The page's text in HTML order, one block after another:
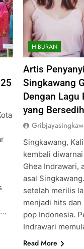
HIBURAN
Artis
Singkawang
Dengan
yang Bersedih
Singkawang,
kembali
Ghea Indrawari,
asal
setelah merilis
menjadi hits
pop Indonesia.
Indrawari
Read More